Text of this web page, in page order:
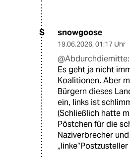
S snowgoose
19.06.2026, 01:17 Uhr
@Abdurchdiemitte:
Es geht ja nicht
Koalitionen. Aber
Bürgern dieses
ein, links ist
(Schließlich hatte
Pöstchen für die
Naziverbrecher
„linke“Postzusteller